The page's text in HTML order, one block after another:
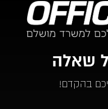
שאלה
בהקדם!